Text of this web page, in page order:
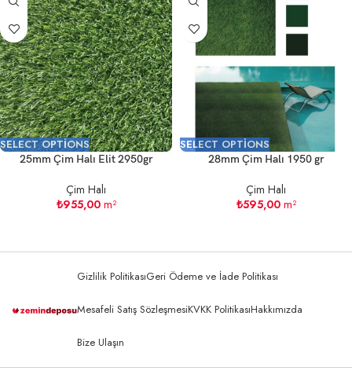
SELECT OPTIONS
25mm Çim Halı Elit 2950gr
Çim Halı
₺955,00m²
SELECT OPTIONS
28mm Çim Halı 1950 gr
Çim Halı
₺595,00m²
Gizlilik PolitikasıGeri Ödeme ve İade Politikası
Mesafeli Satış SözleşmesiKVKK PolitikasıHakkımızda
Bize Ulaşın